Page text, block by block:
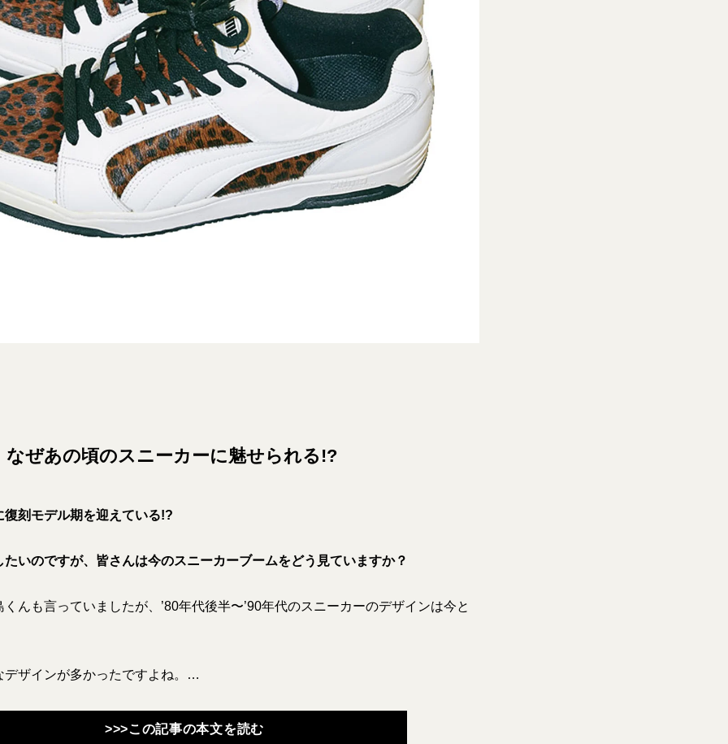
なぜあの頃のスニーカーに魅せられる!?
復刻モデル期を迎えている!?
いのですが、皆さんは今のスニーカーブームをどう見ていますか？
んも言っていましたが、’80年代後半〜’90年代のスニーカーのデザインは今と
ザインが多かったですよね。…
>>>この記事の本文を読む